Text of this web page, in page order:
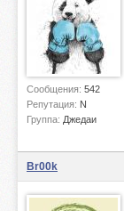
Сообщения: 542
Репутация: N
Группа: Джедаи
Br00k